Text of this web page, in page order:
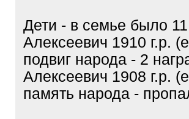
Дети - в семье было
Алексеевич 1910 г.р.
подвиг народа - 2
Алексеевич 1908 г.р.
память народа -